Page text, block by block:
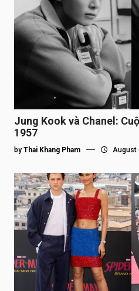
Jung Kook và Chanel:
1957
by Thai Khang Pham August